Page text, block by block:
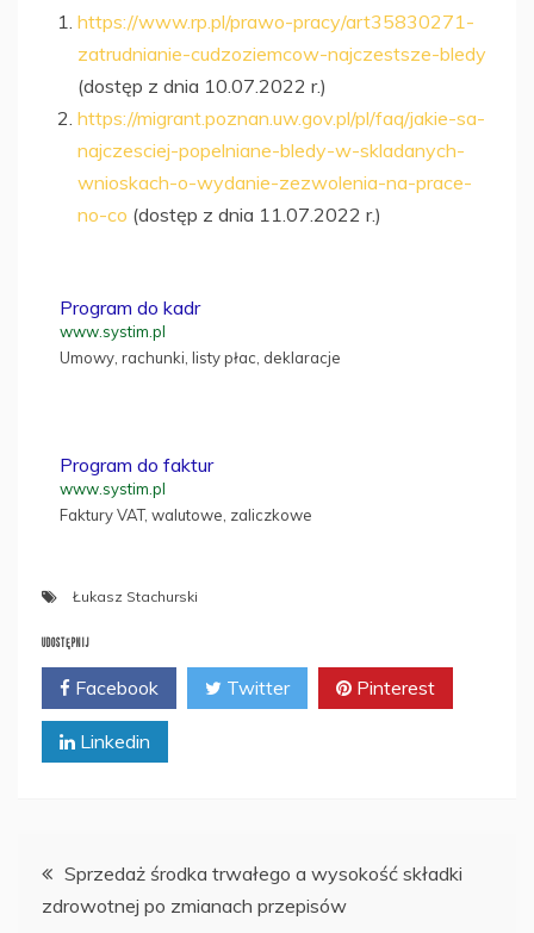
https://www.rp.pl/prawo-pracy/art35830271-
zatrudnianie-cudzoziemcow-najczestsze-bledy
(dostęp z dnia 10.07.2022 r.)
https://migrant.poznan.uw.gov.pl/pl/faq/jakie-sa-
najczesciej-popelniane-bledy-w-skladanych-
wnioskach-o-wydanie-zezwolenia-na-prace-
no-co (dostęp z dnia 11.07.2022 r.)
Program do kadr
www.systim.pl
Umowy, rachunki, listy płac, deklaracje
Program do faktur
www.systim.pl
Faktury VAT, walutowe, zaliczkowe
Łukasz Stachurski
UDOSTĘPNIJ
Facebook Twitter Pinterest
Linkedin
Nawigacja
Sprzedaż środka trwałego a wysokość składki
zdrowotnej po zmianach przepisów